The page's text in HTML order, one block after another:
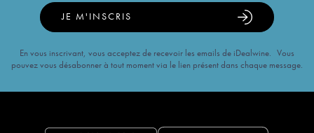
JE M'INSCRIS
En vous inscrivant, vous acceptez de recevoir les emails de iDealwine. Vous
pouvez vous désabonner à tout moment via le lien présent dans chaque message.